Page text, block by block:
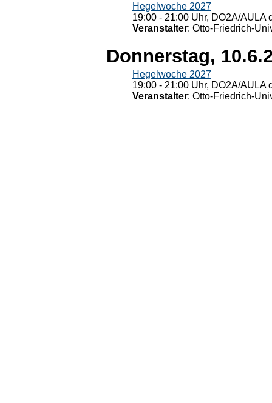
Hegelwoche 2027
19:00 - 21:00 Uhr, DO2A/
Veranstalter: Otto-Friedrich-
Donnerstag,
Hegelwoche 2027
19:00 - 21:00 Uhr, DO2A/
Veranstalter: Otto-Friedrich-